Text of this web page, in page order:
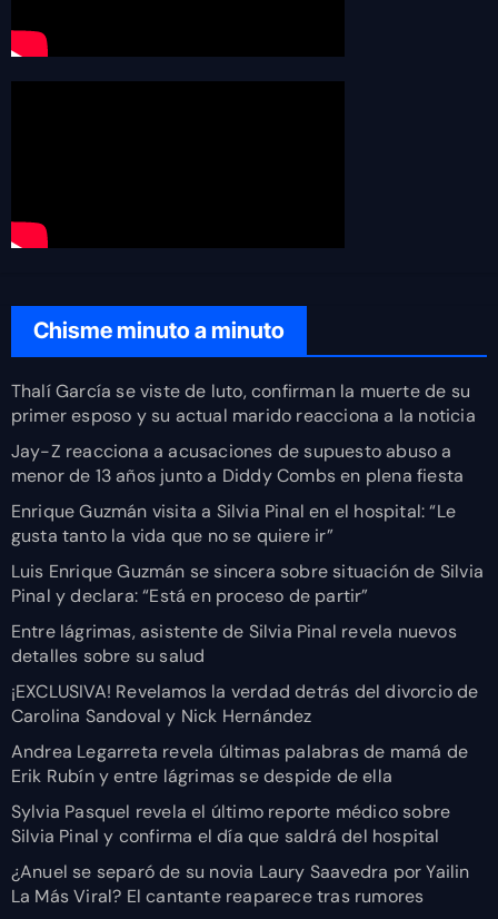
Chisme minuto a minuto
Thalí García se viste de luto, confirman la muerte de su
primer esposo y su actual marido reacciona a la noticia
Jay-Z reacciona a acusaciones de supuesto abuso a
menor de 13 años junto a Diddy Combs en plena fiesta
Enrique Guzmán visita a Silvia Pinal en el hospital: “Le
gusta tanto la vida que no se quiere ir”
Luis Enrique Guzmán se sincera sobre situación de Silvia
Pinal y declara: “Está en proceso de partir”
Entre lágrimas, asistente de Silvia Pinal revela nuevos
detalles sobre su salud
¡EXCLUSIVA! Revelamos la verdad detrás del divorcio de
Carolina Sandoval y Nick Hernández
Andrea Legarreta revela últimas palabras de mamá de
Erik Rubín y entre lágrimas se despide de ella
Sylvia Pasquel revela el último reporte médico sobre
Silvia Pinal y confirma el día que saldrá del hospital
¿Anuel se separó de su novia Laury Saavedra por Yailin
La Más Viral? El cantante reaparece tras rumores